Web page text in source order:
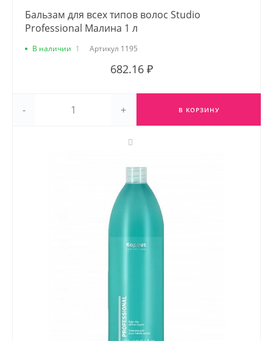
Бальзам для всех типов волос Studio
Professional Малина 1 л
В наличии 1 Артикул 1195
682.16 ₽
- + В КОРЗИНУ